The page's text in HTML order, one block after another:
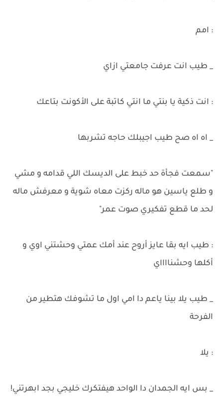
: امم
_ طيب انت عرفت جامعتي ازاي
: انت ذكية يا بنتي ما انتي كاتبة على الأكونت بتاعك
_ اه اه صح طيب اجيبلك حاجه تشربها
"سمعت فجأة حد خبط على الديسك اللي قدامه و مشي
و طلع ياسين هو ماله ركزت معاه شوية و معرفش ماله
لحد ما قطع تفكيري صوت عمر"
: طيب ايه بقا عايز أروح عند أمك عمتي وحشتني اوي و
أكلها وحشنااااي
_ طيب يلا بينا ياعم دا امي اول ما تشوفك هتطير من
الفرحة
: يلا
_ بس ايه الجمدان دا الواحد هيفتكرك خليجي بجد ابهرتني!